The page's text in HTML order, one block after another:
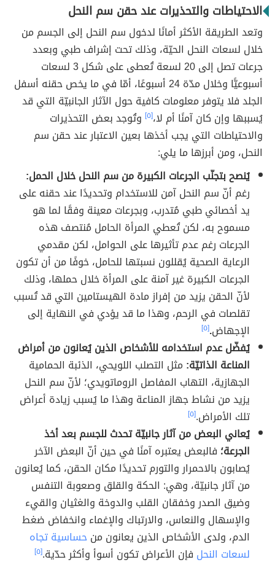
الاحتياطات والتحذيرات عند حقن سم النحل
وتعد الطريقة الأكثر أمانًا لدخول سم النحل إلى الجسم من
خلال لسعات النحل الحيّة، وذلك تحت إشراف طبي وبعدد
جرعات تصل إلى 20 لسعة تُعطى على شكل 3 لسعات
أسبوعيًّا وخلال مدّة 24 أسبوعًا، أمّا في ما يخص حقنه أسفل
الجلد فلا يتوفر معلومات كافية حول الآثار الجانبيّة التي قد
يُسببها وإن كان آمنًا أم لا،[٥]
وتُوجد بعض التحذيرات
والاحتياطات التي يجب أخذها بعين الاعتبار عند حقن سم
النحل، ومن أبرزها ما يلي:
يُنصح بتجنّب الجرعات الكبيرة من سم النحل خلال الحمل:
رغم أنّ سم النحل آمن للاستخدام وتحديدًا عند حقنه على
يد أخصائي طبي مُتدرب، وبجرعات معينة وفقًا لما هو
مسموح به، لكن تُعطي المرأة الحامل مُنتصف هذه
الجرعات رغم عدم تأثيرها على الحوامل، لكن مقدمي
الرعاية الصحية يُقللون نسبتها للحامل، خوفًا من أن تكون
الجرعات الكبيرة غير آمنة على المرأة خلال حملها، وذلك
لأنّ الحقن يزيد من إفراز مادة الهيستامين التي قد تُسبب
تقلصات في الرحم، وهذا ما قد يؤدي في النهاية إلى
الإجهاض.[٥]
يُفضّل عدم استخدامه للأشخاص الذين يُعانون من أمراض
المناعة الذاتيّة: مثل التصلب اللويحي، الذئبة الحمامية
الجهازية، التهاب المفاصل الروماتويدي؛ لأنّ سم النحل
يزيد من نشاط جهاز المناعة وهذا ما يُسبب زيادة أعراض
تلك الأمراض.[٥]
يُعاني البعض من آثار جانبيّة تحدث للجسم بعد أخذ
الجرعة؛ فالبعض يعتبره آمنًا في حين أنّ البعض الآخر
يُصابون بالاحمرار والتورم تحديدًا مكان الحقن، كما يُعانون
من آثار جانبيّة، وهي: الحكة والقلق وصعوبة التنفس
وضيق الصدر وخفقان القلب والدوخة والغثيان والقيء
والإسهال والنعاس، والارتباك والإغماء وانخفاض ضغط
الدم، ولدى الأشخاص الذين يعانون منحساسية تجاه
لسعات النحل فإن الأعراض تكون أسوأ وأكثر حدّية.[٥]